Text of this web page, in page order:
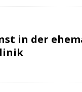
in der